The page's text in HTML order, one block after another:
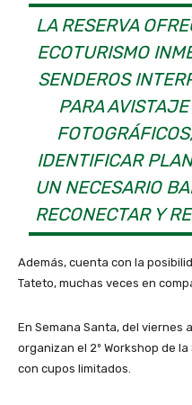
LA RESERVA
ECOTURISMO
SENDEROS
PARA
IDENTIFICAR
UN NECESARIO
RECONECTAR Y
Además, cuenta con la
Tateto, muchas veces en
En Semana Santa, del viernes
organizan el 2º Workshop de
con cupos limitados.